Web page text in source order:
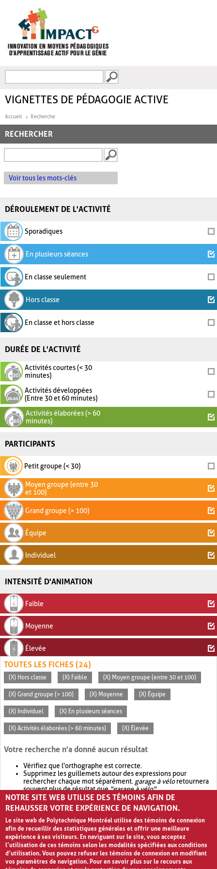
FORMULAIRE DE
VIGNETTES DE PÉDAGOGIE ACTIVE
Accueil Recherche
RECHERCHER
Voir tous les mots-clés
DÉROULEMENT DE L'ACTIVITÉ
Sporadiques
En plusieurs séances
En classe seulement
Hors classe
En classe et hors classe
DURÉE DE L'ACTIVITÉ
Activités courtes (< 30
minutes)
Activités développées
(Entre 30 et 60 minutes)
Activités élaborées (> 60
minutes)
PARTICIPANTS
Petit groupe (< 30)
Moyen groupe (entre 30
et 100)
Grand groupe (> 100)
Équipe
Individuel
INTENSITÉ D'ANIMATION
Faible
Moyenne
Élevée
TOUTES LES FICHES (24)
(X) Hors classe (X) Faible (X) Moyen groupe (entre 30 et 100)
(X) Grand groupe (> 100) (X) Moyenne (X) Équipe
(X) Individuel (X) En plusieurs séances
(X) Activités élaborées (> 60 minutes) (X) Élevée
Votre recherche n'a donné aucun résultat
Vérifiez que l'orthographe est correcte.
Supprimez les guillemets autour des expressions pour
rechercher chaque mot séparément. garage à véloretournera
souvent plus de résultat que"garage à vélo".
Envisagez d'élargir votre recherche avec OR.garage OR vélo
retournera souvent plus de résultat quegarage à vélo
NOTRE SITE WEB UTILISE DES TÉMOINS AFIN DE
REHAUSSER VOTRE EXPÉRIENCE DE NAVIGATION.
Le site web de Polytechnique Montréal utilise des témoins de connexion
afin de recueillir des statistiques générales et offrir une meilleure
expérience à ses visiteurs. En naviguant sur le site, vous acceptez
l’utilisation de ces témoins selon les modalités spécifiées aux conditions
d’utilisation. Vous pouvez refuser les témoins de connexion en modifiant
vos paramètres de navigation. Pour en savoir plus sur le recours aux